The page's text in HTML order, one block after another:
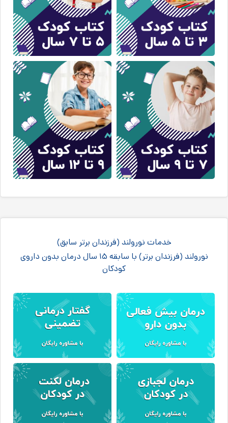
خدمات نورولند (فرزندان برتر سابق)
نورولند (فرزندان برتر) با سابقه ۱۵ سال درمان بدون داروی
کودکان